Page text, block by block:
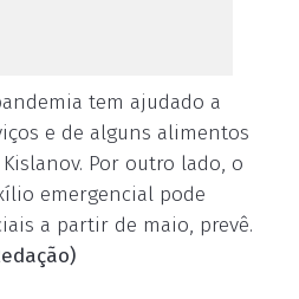
tem ajudado a
e de alguns alimentos
Por outro lado, o
emergencial pode
a partir de maio, prevê.